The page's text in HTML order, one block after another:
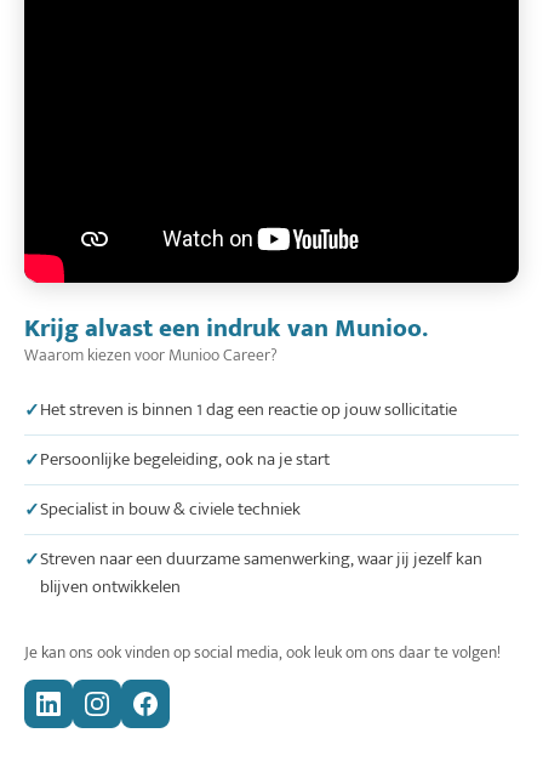
Krijg alvast een indruk van Munioo.
Waarom kiezen voor Munioo Career?
Het streven is binnen 1 dag een reactie op jouw sollicitatie
Persoonlijke begeleiding, ook na je start
Specialist in bouw & civiele techniek
Streven naar een duurzame samenwerking, waar jij jezelf kan
blijven ontwikkelen
Je kan ons ook vinden op social media, ook leuk om ons daar te volgen!